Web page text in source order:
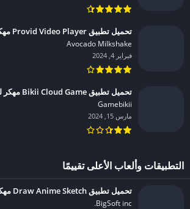
تحميل تطبيق Provid Video Player مهكر للاندرويد 2024
Avocado Milkshake‏
فبراير 4, 2024
تحميل تطبيق Bikii Cloud Game مهكر للاندرويد 2024
Gamebikii‏
مارس 15, 2024
التطبيقات وألعاب الأعلى تقييمًا
تحميل تطبيق Draw Anime Sketch مهكر للاندرويد 2024
BigSoft inc.‏